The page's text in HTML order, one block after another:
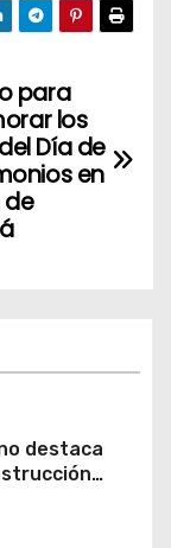
para
los
Día de
en
de
destaca
la inversión